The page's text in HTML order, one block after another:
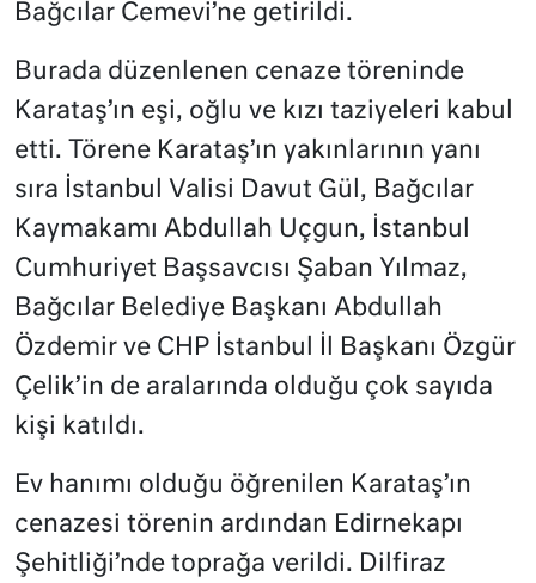
Bağcılar Cemevi’ne getirildi.
Burada düzenlenen cenaze töreninde
Karataş’ın eşi, oğlu ve kızı taziyeleri kabul
etti. Törene Karataş’ın yakınlarının yanı
sıra İstanbul Valisi Davut Gül, Bağcılar
Kaymakamı Abdullah Uçgun, İstanbul
Cumhuriyet Başsavcısı Şaban Yılmaz,
Bağcılar Belediye Başkanı Abdullah
Özdemir ve CHP İstanbul İl Başkanı Özgür
Çelik’in de aralarında olduğu çok sayıda
kişi katıldı.
Ev hanımı olduğu öğrenilen Karataş’ın
cenazesi törenin ardından Edirnekapı
Şehitliği’nde toprağa verildi. Dilfiraz